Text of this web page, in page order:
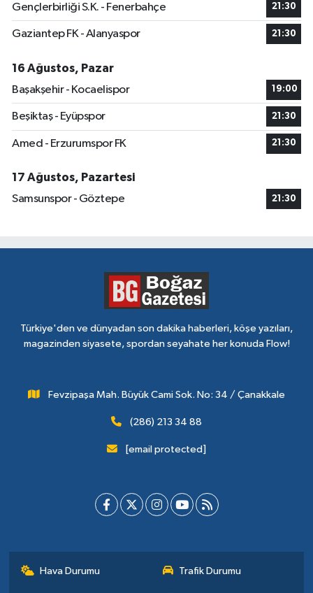
Gençlerbirliği S.K. - Fenerbahçe 21:30
Gaziantep FK - Alanyaspor 21:30
16 Ağustos, Pazar
Başakşehir - Kocaelispor
19:00
Beşiktaş - Eyüpspor 21:30
Amed - Erzurumspor FK 21:30
17 Ağustos, Pazartesi
Samsunspor - Göztepe
21:30
Türkiye'den ve dünyadan son dakika haberleri, köşe yazıları,
magazinden siyasete, spordan seyahate her konuda Flow!
Fevzipaşa Mah. Büyük Cami Sok. No: 34 / Çanakkale
(286) 213 34 88
[email protected]
Hava Durumu Trafik Durumu